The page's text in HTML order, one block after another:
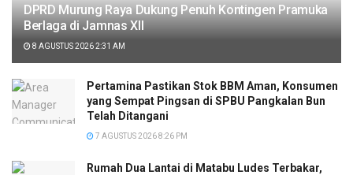
DPRD Murung Raya Dukung Penuh Kontingen Pramuka
Berlaga di Jamnas XII
8 AGUSTUS 2026 2:31 AM
Pertamina Pastikan Stok BBM Aman, Konsumen
yang Sempat Pingsan di SPBU Pangkalan Bun
Telah Ditangani
7 AGUSTUS 2026 8:26 PM
Rumah Dua Lantai di Matabu Ludes Terbakar,